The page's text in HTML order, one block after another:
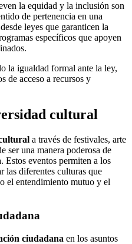
la equidad y la inclusión son
de pertenencia en una
leyes que garanticen la
específicos que apoyen
la igualdad formal ante la ley,
de acceso a recursos y
cultural
a través de festivales, arte
ser una manera poderosa de
Estos eventos permiten a los
las diferentes culturas que
el entendimiento mutuo y el
ciudadana en los asuntos